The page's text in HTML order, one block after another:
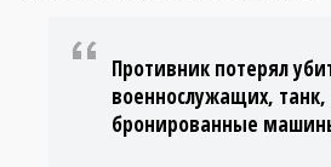
Противник потерял
военнослужащих,
бронированные